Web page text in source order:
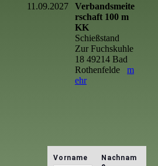
11.09.2027
Verbandsmeite
rschaft 100 m
KK
Schießstand
Zur Fuchskuhle
18 49214 Bad
Rothenfelde m
ehr